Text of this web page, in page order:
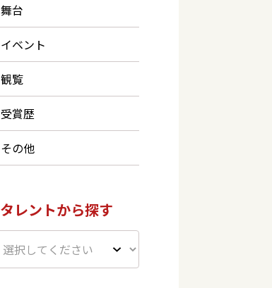
舞台
イベント
観覧
受賞歴
その他
タレントから探す